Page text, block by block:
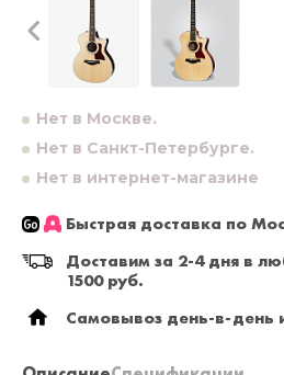
Нет в Москве.
Нет в Санкт-Петербурге.
Нет в интернет-магазине
Быстрая доставка по
Доставим за 2-4 дня в
1500 руб.
Самовывоз день-в-день